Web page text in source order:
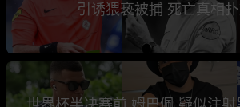
引诱猥亵被捕 死亡真相